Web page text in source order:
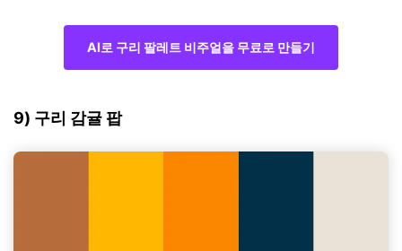
AI로 구리 팔레트 비주얼을 무료로 만들기
9) 구리 감귤 팝